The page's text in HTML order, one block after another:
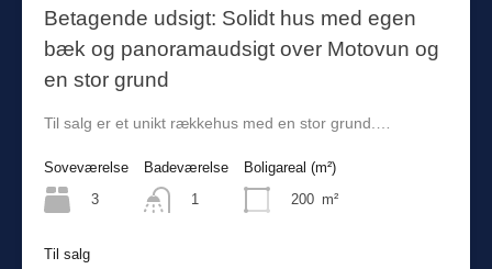
Betagende udsigt: Solidt hus med egen
bæk og panoramaudsigt over Motovun og
en stor grund
Til salg er et unikt rækkehus med en stor grund.…
Soveværelse
3
Badeværelse
1
Boligareal (m²)
200 m²
Til salg